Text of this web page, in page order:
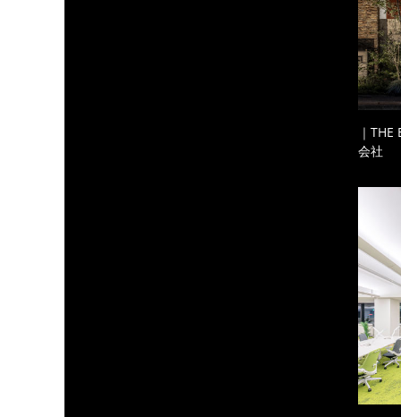
｜
会社